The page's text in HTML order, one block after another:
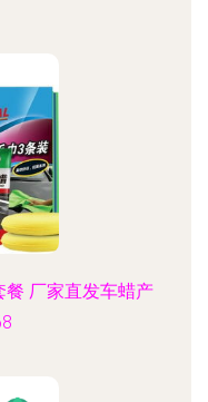
厂家直发车蜡产